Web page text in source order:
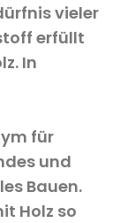
vieler
erfüllt
In
für
und
Bauen.
Holz so